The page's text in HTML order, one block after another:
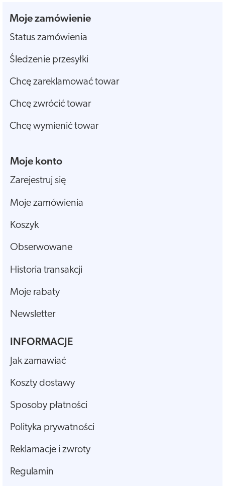
Moje zamówienie
Status zamówienia
Śledzenie przesyłki
Chcę zareklamować towar
Chcę zwrócić towar
Chcę wymienić towar
Moje konto
Zarejestruj się
Moje zamówienia
Koszyk
Obserwowane
Historia transakcji
Moje rabaty
Newsletter
INFORMACJE
Jak zamawiać
Koszty dostawy
Sposoby płatności
Polityka prywatności
Reklamacje i zwroty
Regulamin